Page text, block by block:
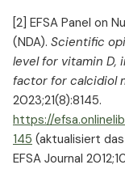
[2] EFSA Panel on
(NDA). Scientific
level for vitamin D,
factor for calcidiol
2023;21(8):8145.
https://
145 (aktualisiert
EFSA Journal